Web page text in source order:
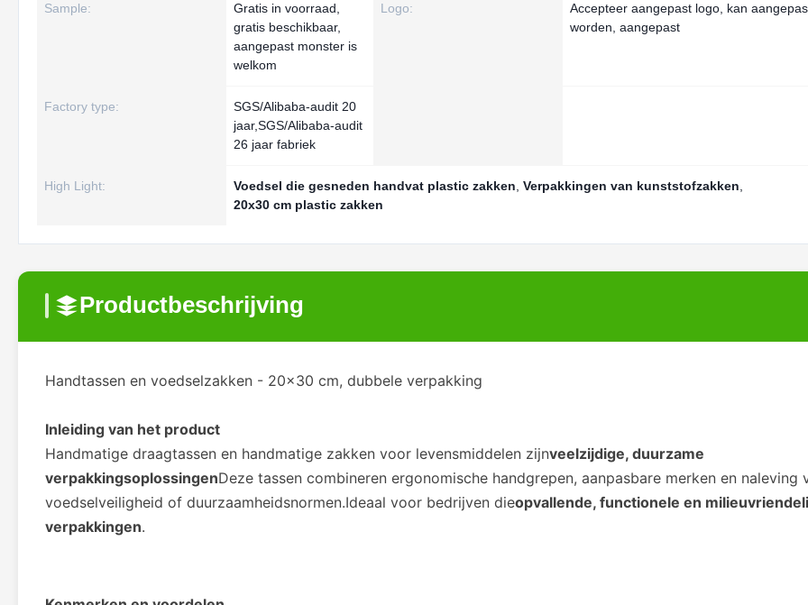
Sample:
Gratis in voorraad,
gratis beschikbaar,
aangepast monster is
welkom
Logo:
Accepteer aangepast logo, kan
worden, aangepast
Factory type:
SGS/Alibaba-audit 20
jaar,SGS/Alibaba-audit
26 jaar fabriek
High Light: Voedsel die gesneden handvat plastic zakken Verpakkingen van kunststofzakken
20x30 cm plastic zakken
Productbeschrijving
Handtassen en voedselzakken - 20x30 cm, dubbele verpakking
Inleiding van het product
Handmatige draagtassen en handmatige zakken voor levensmiddelen zijnveelzijdige, duurzame
verpakkingsoplossingenDeze tassen combineren ergonomische handgrepen, aanpasbare merken en naleving
voedselveiligheid of duurzaamheidsnormen.Ideaal voor bedrijven dieopvallende, functionele en
verpakkingen.